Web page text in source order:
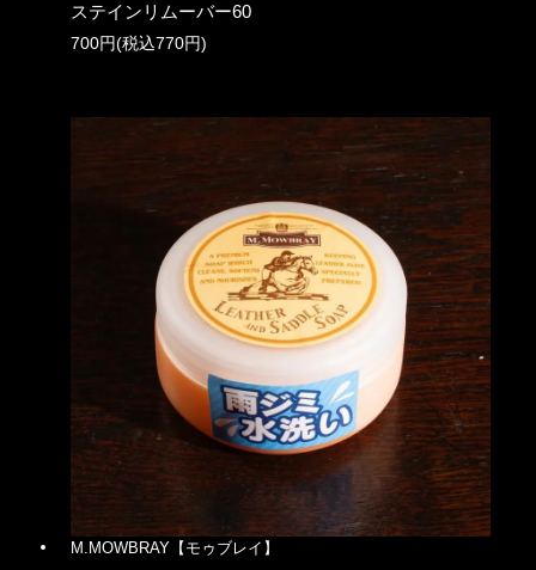
ステインリムーバー60
700円(税込770円)
M.MOWBRAY【モゥブレイ】